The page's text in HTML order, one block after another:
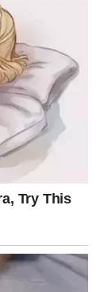
za odmor.
ili nekoliko
dobro
najbolja
nego što
da vas
dobrog što